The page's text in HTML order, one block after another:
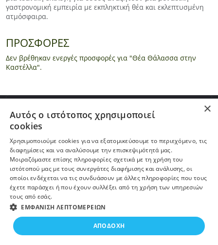
γαστρονομική εμπειρία με εκπληκτική θέα και εκλεπτυσμένη
ατμόσφαιρα.
ΠΡΟΣΦΟΡΕΣ
Δεν βρέθηκαν ενεργές προσφορές για "Θέα Θάλασσα στην
Καστέλλα".
Η ΕΤΑΙΡΕΙΑ
ΠΕΡΙΣΣΟΤΕΡΑ
ΕΓΓΡΑΦΗ ΣΤΟ NEWSLETTER
×
Αυτός ο ιστότοπος χρησιμοποιεί
cookies
Χρησιμοποιούμε cookies για να εξατομικεύσουμε το περιεχόμενο, τις
διαφημίσεις και να αναλύσουμε την επισκεψιμότητά μας.
Μοιραζόμαστε επίσης πληροφορίες σχετικά με τη χρήση του
ιστότοπού μας με τους συνεργάτες διαφήμισης και ανάλυσης, οι
οποίοι ενδέχεται να τις συνδυάσουν με άλλες πληροφορίες που τους
έχετε παράσχει ή που έχουν συλλέξει από τη χρήση των υπηρεσιών
τους από εσάς.
ΕΜΦΆΝΙΣΗ ΛΕΠΤΟΜΕΡΕΙΏΝ
ΑΠΟΔΟΧΉ